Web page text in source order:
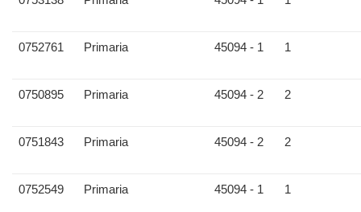
0752761 Primaria 45094 - 1 1
0750895 Primaria 45094 - 2 2
0751843 Primaria 45094 - 2 2
0752549 Primaria 45094 - 1 1